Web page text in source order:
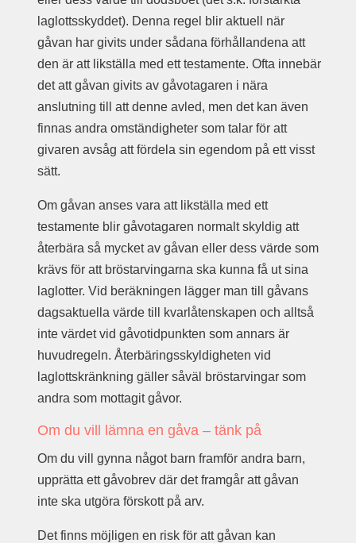
laglottsskyddet). Denna regel blir aktuell när
gåvan har givits under sådana förhållandena att
den är att likställa med ett testamente. Ofta innebär
det att gåvan givits av gåvotagaren i nära
anslutning till att denne avled, men det kan även
finnas andra omständigheter som talar för att
givaren avsåg att fördela sin egendom på ett visst
sätt.
Om gåvan anses vara att likställa med ett
testamente blir gåvotagaren normalt skyldig att
återbära så mycket av gåvan eller dess värde som
krävs för att bröstarvingarna ska kunna få ut sina
laglotter. Vid beräkningen lägger man till gåvans
dagsaktuella värde till kvarlåtenskapen och alltså
inte värdet vid gåvotidpunkten som annars är
huvudregeln. Återbäringsskyldigheten vid
laglottskränkning gäller såväl bröstarvingar som
andra som mottagit gåvor.
Om du vill lämna en gåva – tänk på
Om du vill gynna något barn framför andra barn,
upprätta ett gåvobrev där det framgår att gåvan
inte ska utgöra förskott på arv.
Det finns möjligen en risk för att gåvan kan